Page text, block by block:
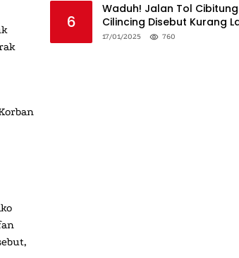
6
Waduh! Jalan Tol
Cilincing Disebut Kurang
Apa?
17/01/2025 760